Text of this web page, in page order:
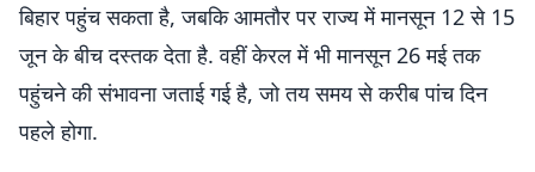
बिहार पहुंच सकता है, जबकि आमतौर पर राज्य में मानसून 12 से 15
जून के बीच दस्तक देता है. वहीं केरल में भी मानसून 26 मई तक
पहुंचने की संभावना जताई गई है, जो तय समय से करीब पांच दिन
पहले होगा.